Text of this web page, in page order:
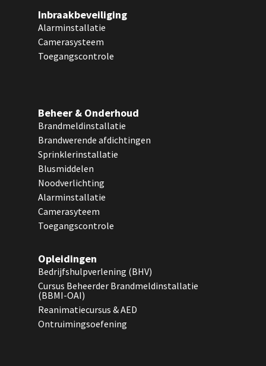
Inbraakbeveiliging
Alarminstallatie
Camerasysteem
Toegangscontrole
Beheer & Onderhoud
Brandmeldinstallatie
Brandwerende afdichtingen
Sprinklerinstallatie
Blusmiddelen
Noodverlichting
Alarminstallatie
Camerasyteem
Toegangscontrole
Opleidingen
Bedrijfshulpverlening (BHV)
Cursus Beheerder Brandmeldinstallatie
(BBMI-OAI)
Reanimatiecursus & AED
Ontruimingsoefening